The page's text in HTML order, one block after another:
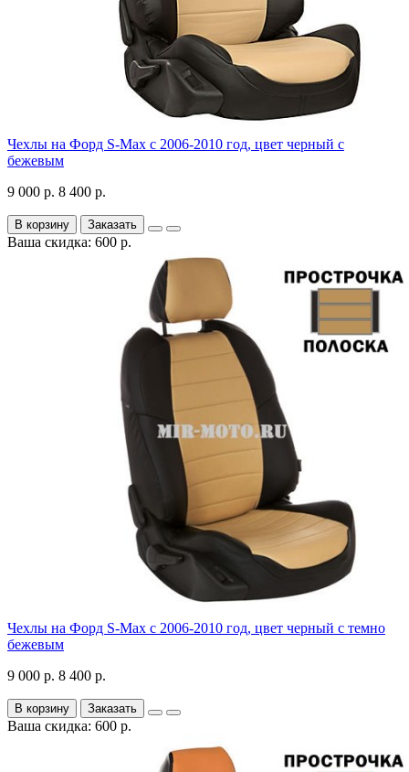
Чехлы на Форд S-Max с 2006-2010 год, цвет черный с
бежевым
9 000 р. 8 400 р.
В корзину Заказать
Ваша скидка: 600 р.
Чехлы на Форд S-Max с 2006-2010 год, цвет черный с темно
бежевым
9 000 р. 8 400 р.
В корзину Заказать
Ваша скидка: 600 р.